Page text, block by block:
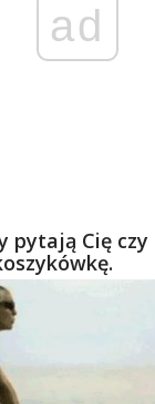
ad
pytają Cię czy